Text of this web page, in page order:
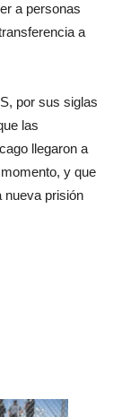
a personas
a
por sus siglas
las
llegaron a
y que
nueva prisión